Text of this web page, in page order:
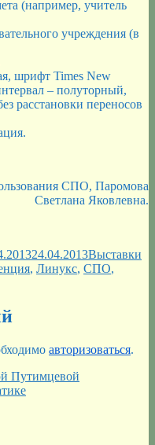
(например, учитель
учреждения (в
шрифт Times New
– полуторный,
расстановки переносов
СПО, Паромова
Светлана Яковлевна.
24.04.2013Выставки
, Линукс, СПО,
авторизоваться.
Путимцевой